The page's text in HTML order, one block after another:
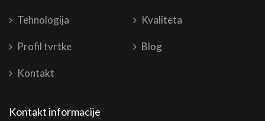
Tehnologija Kvaliteta
Profil tvrtke Blog
Kontakt
Kontakt informacije